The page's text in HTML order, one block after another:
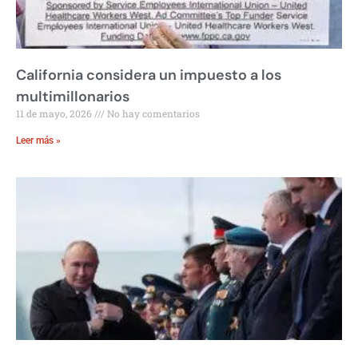
California considera un impuesto a los
multimillonarios
11 de mayo, 2026 No hay comentarios
Leer más »